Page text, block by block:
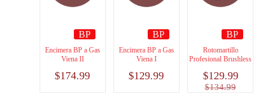
BP
Encimera BP a Gas
Viena II
$174.99
BP
Encimera BP a Gas
Viena I
$129.99
BP
Rotomartillo
Profesional Brushless
$134.99
$129.99